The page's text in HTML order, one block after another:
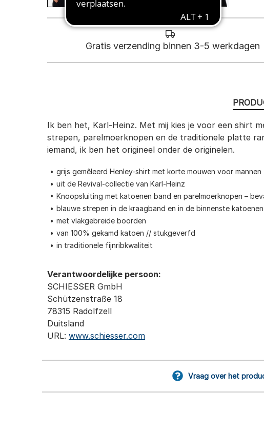
Gratis verzending binnen 3-5 werkdagen
Ik ben het, Karl-Heinz. Met mij kies je voor een shirt
strepen, parelmoerknopen en de traditionele platte
iemand, ik ben het origineel onder de originelen.
grijs gemêleerd Henley-shirt met korte mouwen voor mannen
uit de Revival-collectie van Karl-Heinz
Knoopsluiting met katoenen band en parelmoerknopen –
blauwe strepen in de kraagband en in de binnenste
met vlakgebreide boorden
van 100% gekamd katoen // stukgeverfd
in traditionele fijnribkwaliteit
Verantwoordelijke persoon:
SCHIESSER GmbH
Schützenstraße 18
78315 Radolfzell
Duitsland
URL: www.schiesser.com
Vraag over het